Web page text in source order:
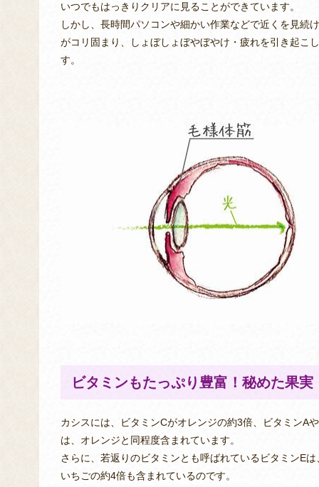
いつでもはっきりクリアに見ることができています。
しかし、長時間パソコンや細かい作業などで近くを見続
がコリ固まり、しょぼしょぼやぼやけ・疲れを引き起こ
す。
ビタミンもたっぷり豊富！秘めた果
カシスには、ビタミンCがオレンジの約3倍、ビタミンA
は、オレンジと同程度含まれています。
さらに、若返りのビタミンとも呼ばれているビタミンE
いちごの約4倍も含まれているのです。